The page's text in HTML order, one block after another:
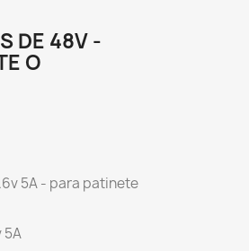
DE 48V -
O
5A - para patinete
5A